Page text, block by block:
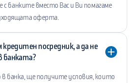
с банките вместо Вас и Ви помагаме
оферта.
посредник, а да не
банката?
банка, ще получите условия, които